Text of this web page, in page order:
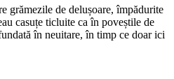
grămezile de delușoare, împădurite
casuțe ticluite ca în poveștile de
în neuitare, în timp ce doar ici